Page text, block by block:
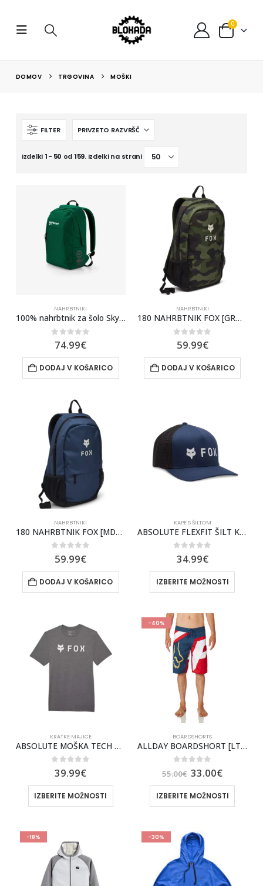
0
DOMOV TRGOVINA MOŠKI
FILTER
Izdelki 1 - 50 od 159. Izdelki na strani
NAHRBTNIKI
100% nahrbtnik za šolo Skycap Backpack Forest
0out of 5
74.99€
DODAJ V KOŠARICO
NAHRBTNIKI
180 NAHRBTNIK FOX [GRN CAM]
0out of 5
59.99€
DODAJ V KOŠARICO
NAHRBTNIKI
180 NAHRBTNIK FOX [MDNT]
0out of 5
59.99€
DODAJ V KOŠARICO
KAPE S ŠILTOM
ABSOLUTE FLEXFIT ŠILT KAPA FOX Z MREŽICO [MDNT]
0out of 5
34.99€
IZBERITE MOŽNOSTI
KRATKE MAJICE
ABSOLUTE MOŠKA TECH KRATKA MAJICA FOX [HTR GRAPH]
0out of 5
39.99€
IZBERITE MOŽNOSTI
-40%
BOARDSHORTS
ALLDAY BOARDSHORT [LT INDO]
out of 5
55.00€ 33.00€
IZBERITE MOŽNOSTI
-18% -30%